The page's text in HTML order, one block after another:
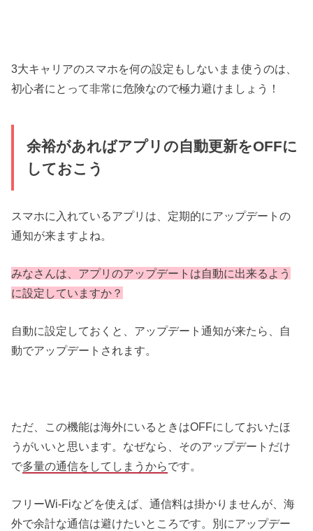
3大キャリアのスマホを何の設定もしないまま使うのは、
初心者にとって非常に危険なので極力避けましょう！
余裕があればアプリの自動更新をOFFに
しておこう
スマホに入れているアプリは、定期的にアップデートの
通知が来ますよね。
みなさんは、アプリのアップデートは自動に出来るよう
に設定していますか？
自動に設定しておくと、アップデート通知が来たら、自
動でアップデートされます。
ただ、この機能は海外にいるときはOFFにしておいたほ
うがいいと思います。なぜなら、そのアップデートだけ
で多量の通信をしてしまうからです。
フリーWi-Fiなどを使えば、通信料は掛かりませんが、海
外で余計な通信は避けたいところです。別にアップデー